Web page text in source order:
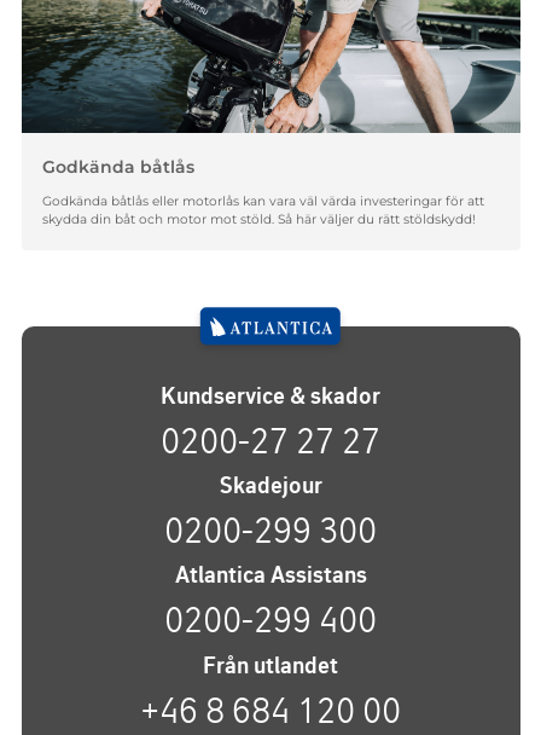
Godkända båtlås
Godkända båtlås eller motorlås kan vara väl värda investeringar för att
skydda din båt och motor mot stöld. Så här väljer du rätt stöldskydd!
Kundservice & skador
0200-27 27 27
Skadejour
0200-299 300
Atlantica Assistans
0200-299 400
Från utlandet
+46 8 684 120 00